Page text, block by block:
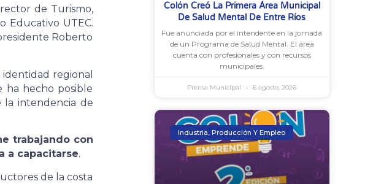
de Turismo,
Educativo UTEC.
Roberto
regional
ha hecho posible
la intendencia de
trabajando con
a capacitarse.
de la costa
Colón Creó La Primera Área Municipal
De Salud Mental De Entre Ríos
Fue anunciada por el intendente en la jornada
de un Programa de Salud Mental. El área
cuenta con profesionales y con recursos
municipales.
Prensa Municipal 6 agosto, 2026
Industria, Producción Y Empleo